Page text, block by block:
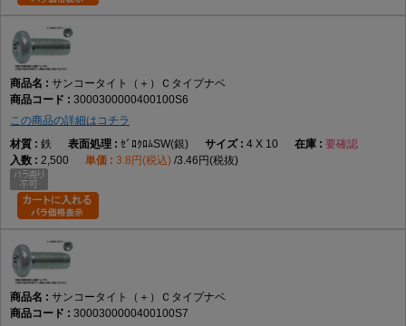
サンコータイト（＋）Ｃタイプナベ
3000300000400100S6
この商品の詳細はコチラ
鉄
ｾﾞﾛｸﾛﾑSW(銀) 4 X 10
要確認
2,500
3.8円(税込) 3.46円(税抜)
サンコータイト（＋）Ｃタイプナベ
3000300000400100S7